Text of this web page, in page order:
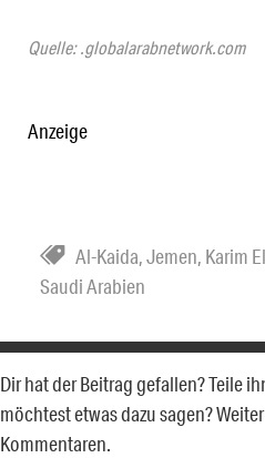
Quelle: .globalarabnetwork.com
Anzeige
Al-Kaida,Jemen, Karim
Saudi Arabien
Dir hat der Beitrag gefallen? Teile
möchtest etwas dazu sagen?
Kommentaren.